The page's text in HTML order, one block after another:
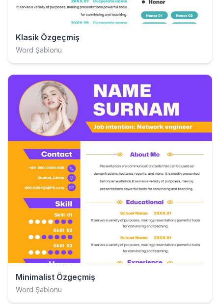
Klasik Özgeçmiş
Word Şablonu
Minimalist Özgeçmiş
Word Şablonu